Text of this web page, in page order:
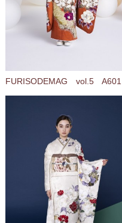
FURISODEMAG vol.5 A601